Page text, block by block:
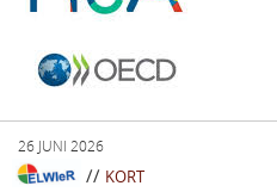
26 JUNI 2026
// KORT